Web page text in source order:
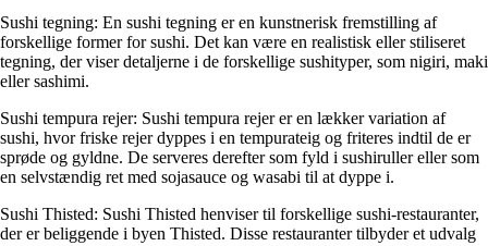
Sushi tegning: En sushi tegning er en kunstnerisk fremstilling af
forskellige former for sushi. Det kan være en realistisk eller stiliseret
tegning, der viser detaljerne i de forskellige sushityper, som nigiri, maki
eller sashimi.
Sushi tempura rejer: Sushi tempura rejer er en lækker variation af
sushi, hvor friske rejer dyppes i en tempurateig og friteres indtil de er
sprøde og gyldne. De serveres derefter som fyld i sushiruller eller som
en selvstændig ret med sojasauce og wasabi til at dyppe i.
Sushi Thisted: Sushi Thisted henviser til forskellige sushi-restauranter,
der er beliggende i byen Thisted. Disse restauranter tilbyder et udvalg